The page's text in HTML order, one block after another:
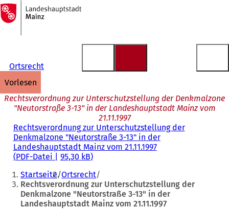
Inhalt anspringen
Zur
Startseite
Ortsrecht
vorlesen
Rechtsverordnung zur Unterschutzstellung der Denkmalzone
"Neutorstraße 3-13" in der Landeshauptstadt Mainz vom
21.11.1997
Rechtsverordnung zur Unterschutzstellung der
Denkmalzone "Neutorstraße 3-13" in der
Landeshauptstadt Mainz vom 21.11.1997
PDF-Datei 95,30 kB
Sie
befinden
sich
Startseite Ortsrecht
Rechtsverordnung zur Unterschutzstellung der
Denkmalzone "Neutorstraße 3-13" in der
Landeshauptstadt Mainz vom 21.11.1997